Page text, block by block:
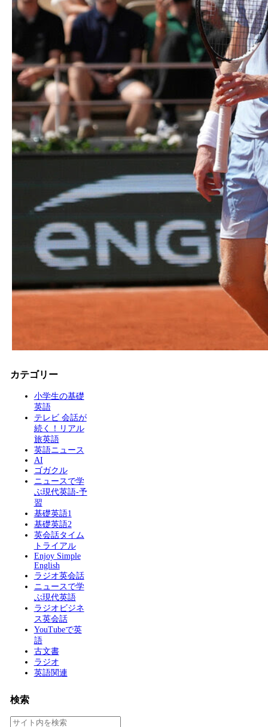
カテゴリー
小学生の基礎
英語
テレビ 会話が
続く！リアル
旅英語
英語ニュース
AI
ゴガクル
ニュースで学
ぶ現代英語-予
習
基礎英語1
基礎英語2
英会話タイム
トライアル
Enjoy Simple
English
ラジオ英会話
ニュースで学
ぶ現代英語
ラジオビジネ
ス英会話
YouTubeで英
語
古文書
ラジオ
英語関連
検索